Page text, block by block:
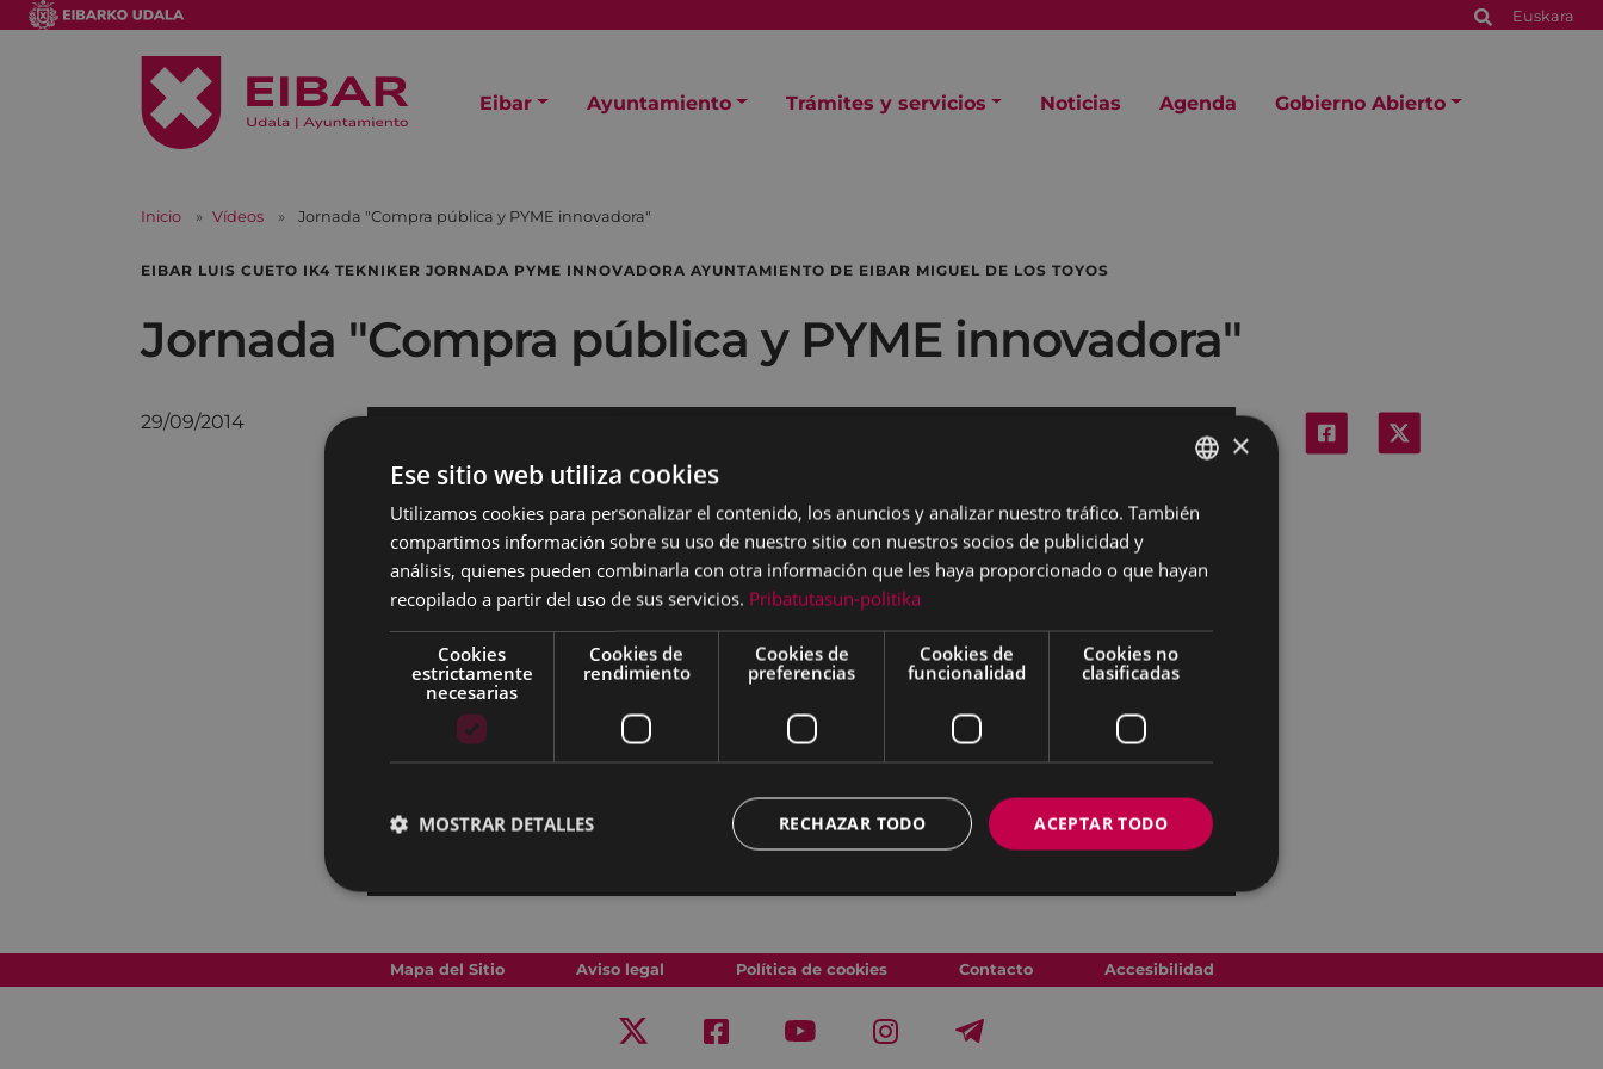
Euskara
Eibar Ayuntamiento Trámites y servicios Noticias Agenda Gobierno Abierto
Inicio Vídeos Jornada "Compra pública y PYME innovadora"
EIBAR LUIS CUETO IK4 TEKNIKER JORNADA PYME INNOVADORA AYUNTAMIENTO DE EIBAR MIGUEL DE LOS TOYOS
Jornada "Compra pública y PYME innovadora"
29/09/2014
Mapa del Sitio Aviso legal Política de cookies Contacto Accesibilidad
BASQUE
×
Ese sitio web utiliza cookies
Utilizamos cookies para personalizar el contenido, los anuncios y analizar nuestro tráfico. También
compartimos información sobre su uso de nuestro sitio con nuestros socios de publicidad y
análisis, quienes pueden combinarla con otra información que les haya proporcionado o que hayan
recopilado a partir del uso de sus servicios. Pribatutasun-politika
Cookies
estrictamente
necesarias
Cookies de
rendimiento
Cookies de
preferencias
Cookies de
funcionalidad
Cookies no
clasificadas
ACEPTAR TODO
RECHAZAR TODO
MOSTRAR DETALLES